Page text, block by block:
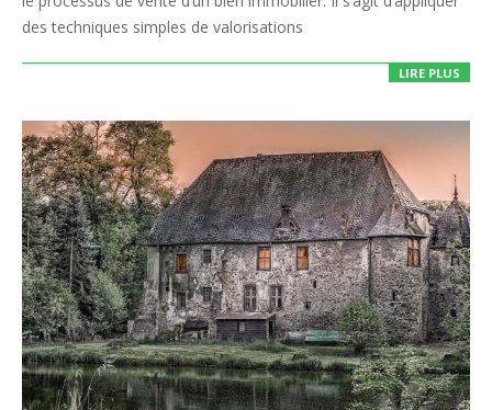
des techniques simples de valorisations
LIRE PLUS